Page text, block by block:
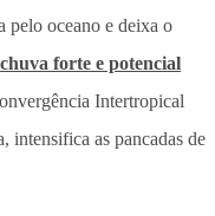
pelo oceano e deixa o
chuva forte e potencial
Intertropical
intensifica as pancadas de